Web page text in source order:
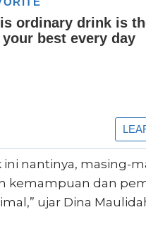
nantinya, masing-
kemampuan dan
ujar Dina